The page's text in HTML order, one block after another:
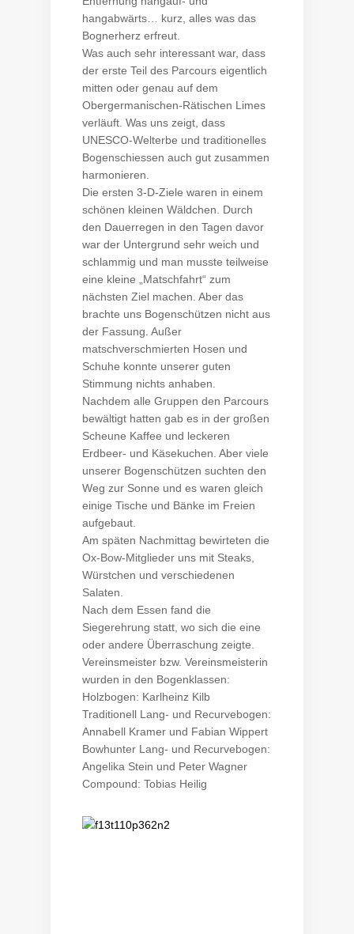
hangabwärts… kurz, alles was das
Bognerherz erfreut.
Was auch sehr interessant war, dass
der erste Teil des Parcours eigentlich
mitten oder genau auf dem
Obergermanischen-Rätischen Limes
verläuft. Was uns zeigt, dass
UNESCO-Welterbe und traditionelles
Bogenschiessen auch gut zusammen
harmonieren.
Die ersten 3-D-Ziele waren in einem
schönen kleinen Wäldchen. Durch
den Dauerregen in den Tagen davor
war der Untergrund sehr weich und
schlammig und man musste teilweise
eine kleine „Matschfahrt“ zum
nächsten Ziel machen. Aber das
brachte uns Bogenschützen nicht aus
der Fassung. Außer
matschverschmierten Hosen und
Schuhe konnte unserer guten
Stimmung nichts anhaben.
Nachdem alle Gruppen den Parcours
bewältigt hatten gab es in der großen
Scheune Kaffee und leckeren
Erdbeer- und Käsekuchen. Aber viele
unserer Bogenschützen suchten den
Weg zur Sonne und es waren gleich
einige Tische und Bänke im Freien
aufgebaut.
Am späten Nachmittag bewirteten die
Ox-Bow-Mitglieder uns mit Steaks,
Würstchen und verschiedenen
Salaten.
Nach dem Essen fand die
Siegerehrung statt, wo sich die eine
oder andere Überraschung zeigte.
Vereinsmeister bzw. Vereinsmeisterin
wurden in den Bogenklassen:
Holzbogen: Karlheinz Kilb
Traditionell Lang- und Recurvebogen:
Annabell Kramer und Fabian Wippert
Bowhunter Lang- und Recurvebogen:
Angelika Stein und Peter Wagner
Compound: Tobias Heilig